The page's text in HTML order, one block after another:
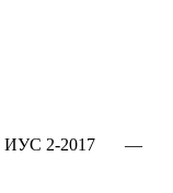
ИУС 2-2017 —